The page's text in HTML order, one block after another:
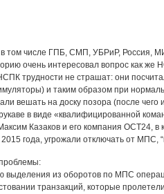
том числе ГПБ, СМП, УБРиР, Россия,
очень интересовал вопрос как же
трудности не страшат: они
и таким образом при
вешать на доску позора (после
в виде «квалифицированной
Казаков и его компания ОСТ24, в
года, угрожали отключать от МПС,
из оборотов по МПС
транзакций, которые